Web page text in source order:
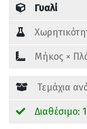
Γυαλί
Mήκος ×
Τεμάχια
Διαθέσιμο: